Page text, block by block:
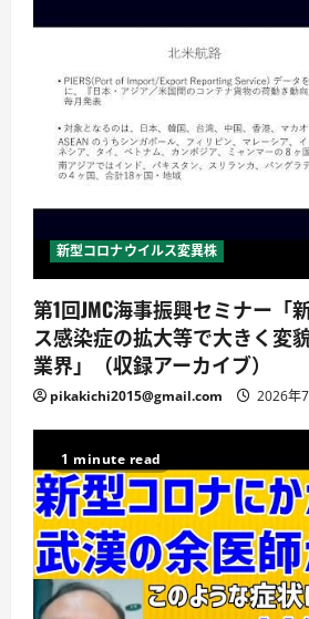
新型コロナウイルス変異株
第1回JMC海事振興セミナー「
ス感染症の拡大等で大きく変
業界」（収録アーカイブ）
pikakichi2015@gmail.com 2026年
1 minute read